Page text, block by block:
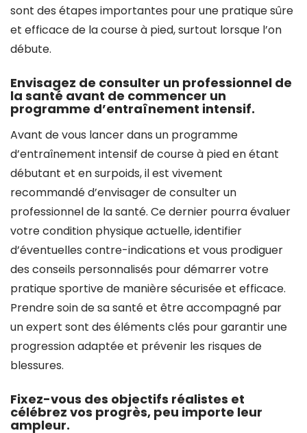
sont des étapes importantes pour une pratique sûre
et efficace de la course à pied, surtout lorsque l’on
débute.
Envisagez de consulter un professionnel de
la santé avant de commencer un
programme d’entraînement intensif.
Avant de vous lancer dans un programme
d’entraînement intensif de course à pied en étant
débutant et en surpoids, il est vivement
recommandé d’envisager de consulter un
professionnel de la santé. Ce dernier pourra évaluer
votre condition physique actuelle, identifier
d’éventuelles contre-indications et vous prodiguer
des conseils personnalisés pour démarrer votre
pratique sportive de manière sécurisée et efficace.
Prendre soin de sa santé et être accompagné par
un expert sont des éléments clés pour garantir une
progression adaptée et prévenir les risques de
blessures.
Fixez-vous des objectifs réalistes et
célébrez vos progrès, peu importe leur
ampleur.